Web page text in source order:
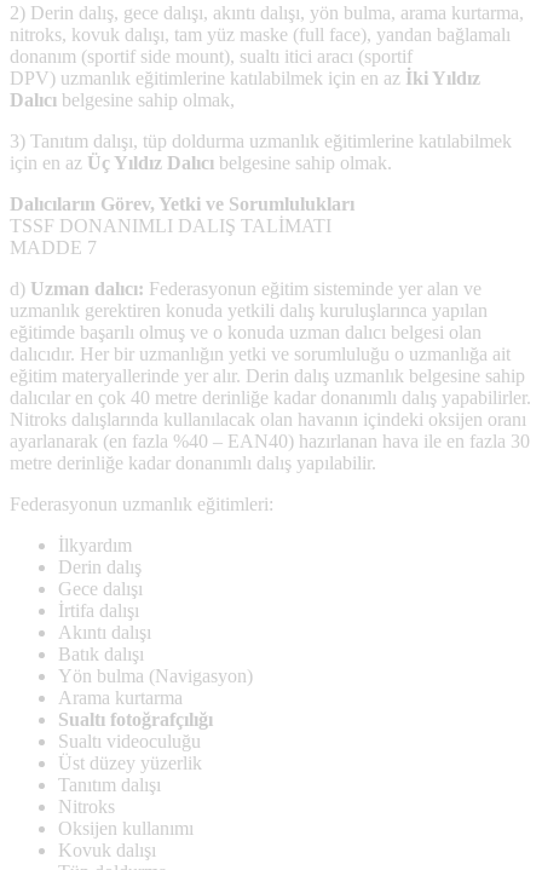
2) Derin dalış, gece dalışı, akıntı dalışı, yön bulma, arama kurtarma,
nitroks, kovuk dalışı, tam yüz maske (full face), yandan bağlamalı
donanım (sportif side mount), sualtı itici aracı (sportif
DPV) uzmanlık eğitimlerine katılabilmek için en az İki Yıldız
Dalıcı belgesine sahip olmak,
3) Tanıtım dalışı, tüp doldurma uzmanlık eğitimlerine katılabilmek
için en az Üç Yıldız Dalıcı belgesine sahip olmak.
Dalıcıların Görev, Yetki ve Sorumlulukları
TSSF DONANIMLI DALIŞ TALİMATI
MADDE 7
d) Uzman dalıcı: Federasyonun eğitim sisteminde yer alan ve
uzmanlık gerektiren konuda yetkili dalış kuruluşlarınca yapılan
eğitimde başarılı olmuş ve o konuda uzman dalıcı belgesi olan
dalıcıdır. Her bir uzmanlığın yetki ve sorumluluğu o uzmanlığa ait
eğitim materyallerinde yer alır. Derin dalış uzmanlık belgesine sahip
dalıcılar en çok 40 metre derinliğe kadar donanımlı dalış yapabilirler.
Nitroks dalışlarında kullanılacak olan havanın içindeki oksijen oranı
ayarlanarak (en fazla %40 – EAN40) hazırlanan hava ile en fazla 30
metre derinliğe kadar donanımlı dalış yapılabilir.
Federasyonun uzmanlık eğitimleri:
İlkyardım
Derin dalış
Gece dalışı
İrtifa dalışı
Akıntı dalışı
Batık dalışı
Yön bulma (Navigasyon)
Arama kurtarma
Sualtı fotoğrafçılığı
Sualtı videoculuğu
Üst düzey yüzerlik
Tanıtım dalışı
Nitroks
Oksijen kullanımı
Kovuk dalışı